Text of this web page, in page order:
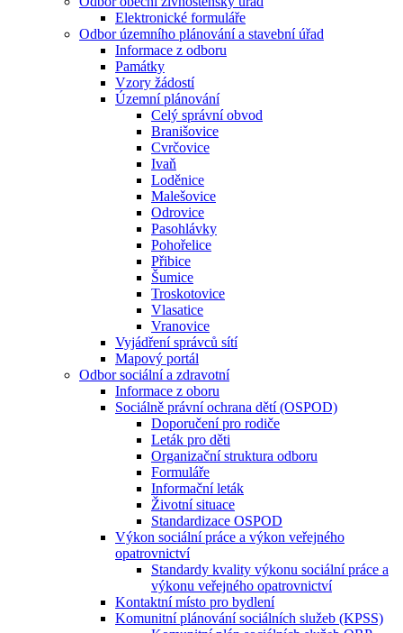
Elektronické formuláře
Odbor územního plánování a stavební úřad
Informace z odboru
Památky
Vzory žádostí
Územní plánování
Celý správní obvod
Branišovice
Cvrčovice
Ivaň
Loděnice
Malešovice
Odrovice
Pasohlávky
Pohořelice
Přibice
Šumice
Troskotovice
Vlasatice
Vranovice
Vyjádření správců sítí
Mapový portál
Odbor sociální a zdravotní
Informace z oboru
Sociálně právní ochrana dětí (OSPOD)
Doporučení pro rodiče
Leták pro děti
Organizační struktura odboru
Formuláře
Informační leták
Životní situace
Standardizace OSPOD
Výkon sociální práce a výkon veřejného
opatrovnictví
Standardy kvality výkonu sociální práce a
výkonu veřejného opatrovnictví
Kontaktní místo pro bydlení
Komunitní plánování sociálních služeb (KPSS)